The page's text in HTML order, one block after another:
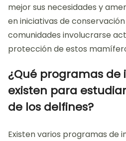
mejor sus necesidades y
en iniciativas de
comunidades involucrarse
protección de estos
¿Qué programas de
existen para
de los delfines?
Existen varios programas de